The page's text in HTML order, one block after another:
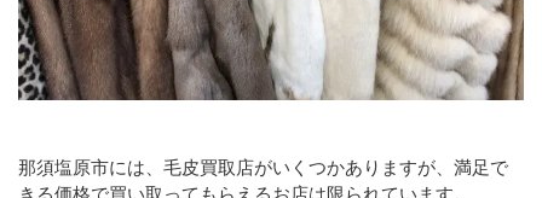
那須塩原市には、毛皮買取店がいくつかありますが、満足で